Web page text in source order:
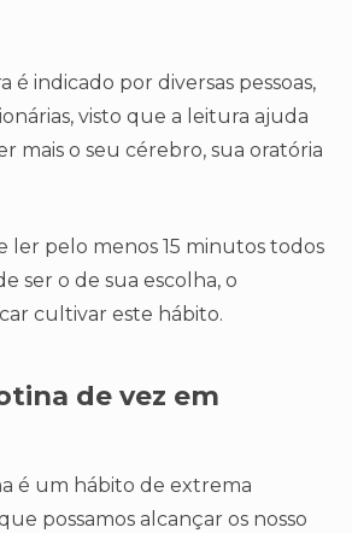
é indicado por diversas pessoas,
visto que a leitura ajuda
mais o seu cérebro, sua oratória
ler pelo menos 15 minutos todos
ser o de sua escolha, o
cultivar este hábito.
de vez em
é um hábito de extrema
possamos alcançar os nosso